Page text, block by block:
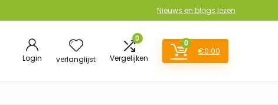
Nieuws en blogs lezen
Login verlanglijst
0
Vergelijken
0
€0.00